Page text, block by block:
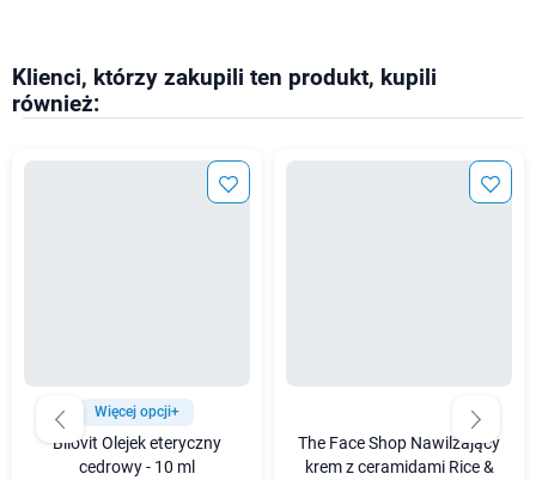
Klienci, którzy zakupili ten produkt, kupili
również:
Więcej opcji+
Bilovit Olejek eteryczny
cedrowy - 10 ml
The Face Shop Nawilżający
krem z ceramidami Rice &